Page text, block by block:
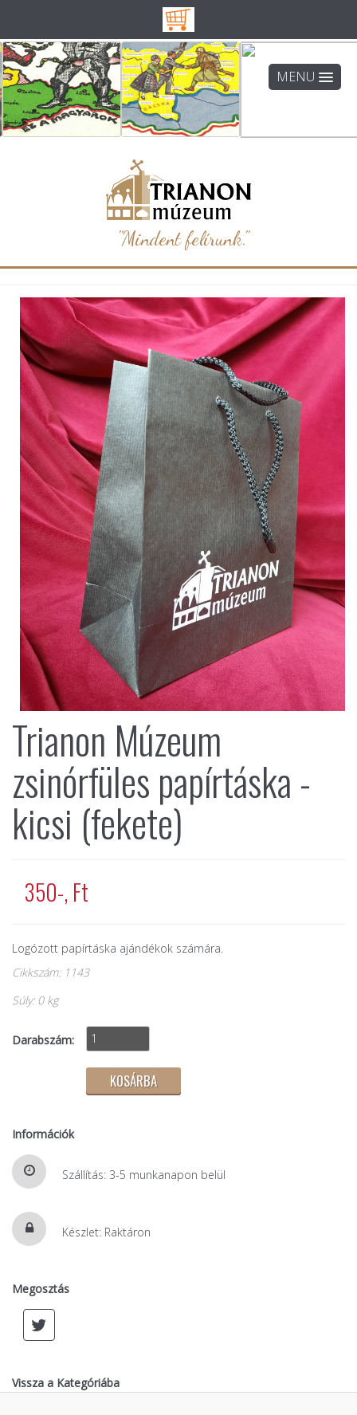
MENU
"Mindent felírunk."
Trianon Múzeum
zsinórfüles papírtáska -
kicsi (fekete)
350-, Ft
Logózott papírtáska ajándékok számára.
Cikkszám: 1143
Súly: 0 kg
Darabszám:
Információk
Szállítás: 3-5 munkanapon belül
Készlet: Raktáron
Megosztás
Vissza a Kategóriába